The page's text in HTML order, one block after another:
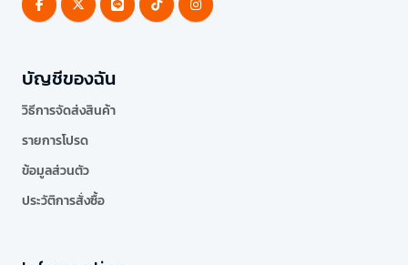
บัญชีของฉัน
วิธีการจัดส่งสินค้า
รายการโปรด
ข้อมูลส่วนตัว
ประวัติการสั่งซื้อ